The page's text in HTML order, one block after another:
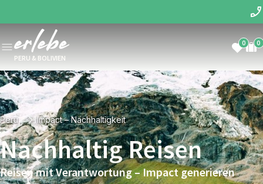
PERU & BOLIVIEN
0 0
Peru Impact – Nachhaltigkeit
Nachhaltig Reisen
Reisen mit Verantwortung – Impact generieren